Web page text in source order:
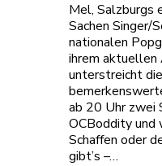
Mel, Salzburgs
Sachen
nationalen
ihrem aktuellen
unterstreicht
ab 20 Uhr zwei
OCBoddity und
Schaffen oder
gibt’s –…